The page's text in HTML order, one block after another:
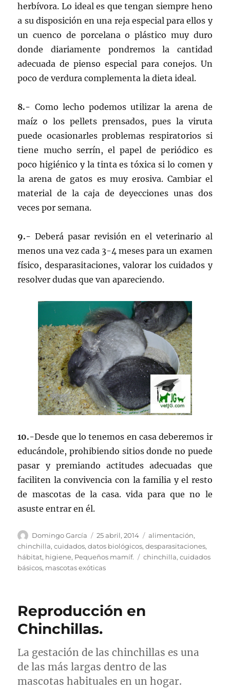
herbívora. Lo ideal es que tengan siempre heno
a su disposición en una reja especial para ellos y
un cuenco de porcelana o plástico muy duro
donde diariamente pondremos la cantidad
adecuada de pienso especial para conejos. Un
poco de verdura complementa la dieta ideal.
8.- Como lecho podemos utilizar la arena de
maíz o los pellets prensados, pues la viruta
puede ocasionarles problemas respiratorios si
tiene mucho serrín, el papel de periódico es
poco higiénico y la tinta es tóxica si lo comen y
la arena de gatos es muy erosiva. Cambiar el
material de la caja de deyecciones unas dos
veces por semana.
9.-Deberá pasar revisión en el veterinario al
menos una vez cada 3-4 meses para un examen
físico, desparasitaciones, valorar los cuidados y
resolver dudas que van apareciendo.
10.-Desde que lo tenemos en casa deberemos ir
educándole, prohibiendo sitios donde no puede
pasar y premiando actitudes adecuadas que
faciliten la convivencia con la familia y el resto
de mascotas de la casa. vida para que no le
asuste entrar en él.
Autor
Domingo García
Publicado
el
25 abril, 2014 Categorías
alimentación,
chinchilla,cuidados,datos biológicos,desparasitaciones,
hábitat, higiene, Pequeños mamíf. Etiquetas
chinchilla,cuidados
básicos, mascotas exóticas
Reproducción en
Chinchillas.
La gestación de las chinchillas es una
de las más largas dentro de las
mascotas habituales en un hogar.